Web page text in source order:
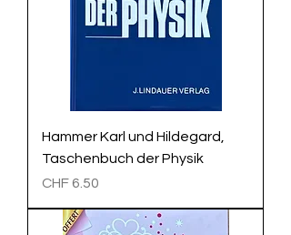
Hammer Karl und Hildegard,
Taschenbuch der Physik
Preis
CHF 6.50